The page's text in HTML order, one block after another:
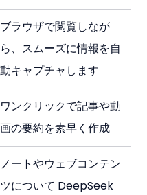
ブラウザで閲覧しなが
ら、スムーズに情報を自
動キャプチャします
ワンクリックで記事や動
画の要約を素早く作成
ノートやウェブコンテン
ツについて DeepSeek